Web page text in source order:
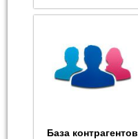
База контрагентов